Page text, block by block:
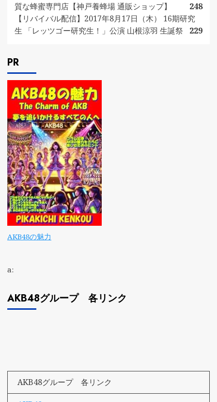
質な蜂蜜専門店【神戸養蜂場 通販ショップ】
248
【リバイバル配信】2017年8月17日（木） 16期研究
生 「レッツゴー研究生！」公演 山根涼羽 生誕祭
229
PR
AKB48の魅力
a:
AKB48グループ 各リンク
AKB48グループ 各リンク